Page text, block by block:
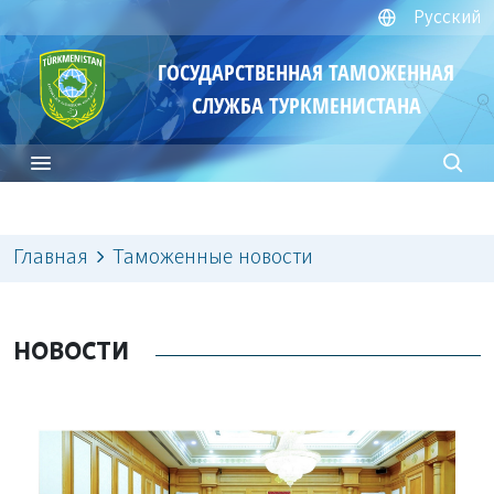
Русский
ГОСУДАРСТВЕННАЯ ТАМОЖЕННАЯ
СЛУЖБА ТУРКМЕНИСТАНА
Главная Таможенные новости
НОВОСТИ